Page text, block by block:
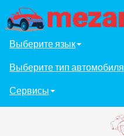
Выберите язык
Выберите тип автомобиля
Сервисы